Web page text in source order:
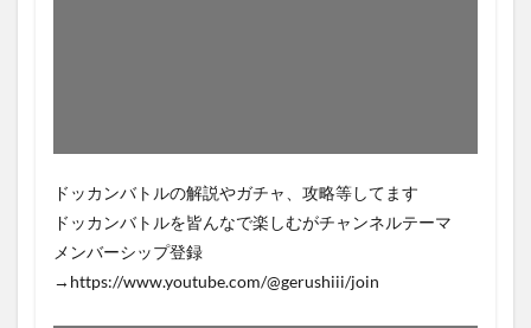
ドッカンバトルの解説やガチャ、攻略等してます
ドッカンバトルを皆んなで楽しむがチャンネルテーマ
メンバーシップ登録
→https://www.youtube.com/@gerushiii/join